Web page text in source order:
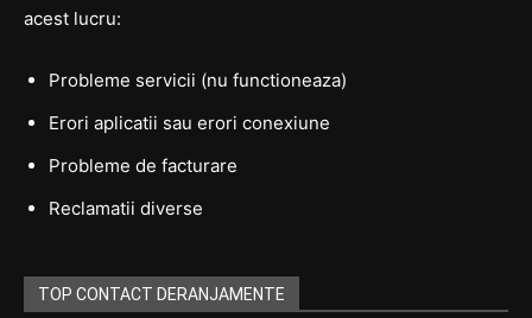
acest lucru:
Probleme servicii (nu functioneaza)
Erori aplicatii sau erori conexiune
Probleme de facturare
Reclamatii diverse
TOP CONTACT DERANJAMENTE